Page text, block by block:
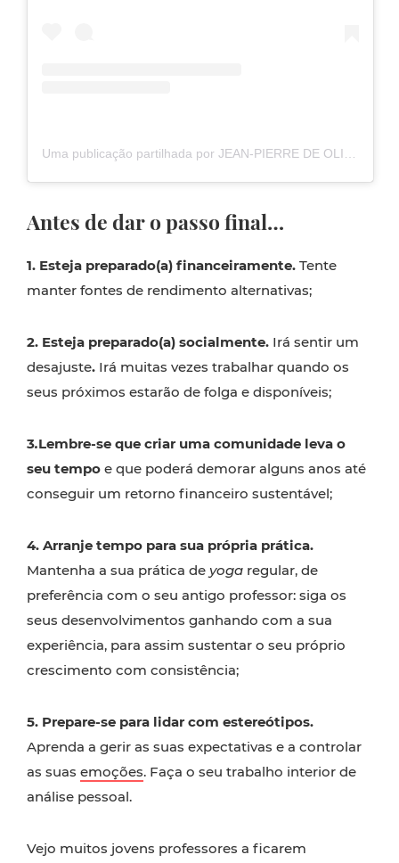
Antes de dar o passo final…
1. Esteja preparado(a) financeiramente. Tente
manter fontes de rendimento alternativas;
2. Esteja preparado(a) socialmente. Irá sentir um
desajuste. Irá muitas vezes trabalhar quando os
seus próximos estarão de folga e disponíveis;
3.Lembre-se que criar uma comunidade leva o
seu tempo e que poderá demorar alguns anos até
conseguir um retorno financeiro sustentável;
4. Arranje tempo para sua própria prática.
Mantenha a sua prática de yoga regular, de
preferência com o seu antigo professor: siga os
seus desenvolvimentos ganhando com a sua
experiência, para assim sustentar o seu próprio
crescimento com consistência;
5. Prepare-se para lidar com estereótipos.
Aprenda a gerir as suas expectativas e a controlar
as suas emoções. Faça o seu trabalho interior de
análise pessoal.
Vejo muitos jovens professores a ficarem